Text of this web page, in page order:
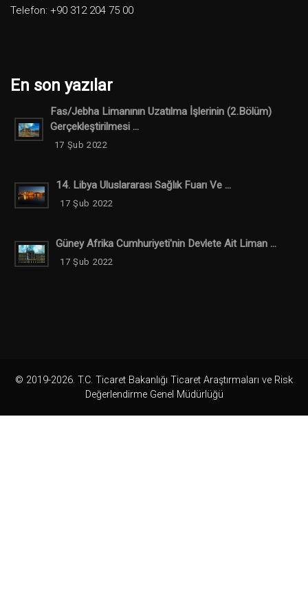
Telefon: +90 312 204 75 00
En son yazılar
Fas/Jebha Limanının Uzatılma İşlerinin (2.Bölüm)
Gerçekleştirilmesi ...
17 Şub 2022
14. Libya Uluslararası Sağlık Fuarı Ve ...
17 Şub 2022
Güney Afrika Cumhuriyeti'nin Devlete Ait Liman ...
17 Şub 2022
© 2019-2026. T.C. Ticaret Bakanlığı Ticaret Araştırmaları ve Risk
Değerlendirme Genel Müdürlüğü